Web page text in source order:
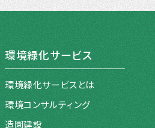
環境緑化サービス
環境緑化サービスとは
環境コンサルティング
造園建設